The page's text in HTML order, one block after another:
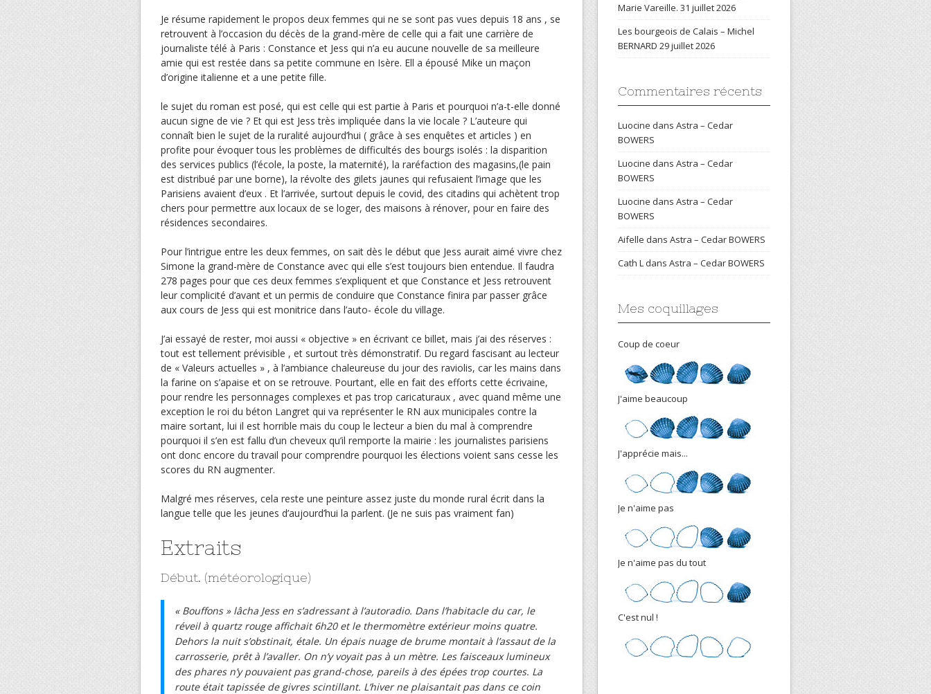
Je résume rapidement le propos deux femmes qui ne se sont pas vues depuis 18 ans , se
retrouvent à l’occasion du décès de la grand-mère de celle qui a fait une carrière de
journaliste télé à Paris : Constance et Jess qui n’a eu aucune nouvelle de sa meilleure
amie qui est restée dans sa petite commune en Isère. Ell a épousé Mike un maçon
d’origine italienne et a une petite fille.
le sujet du roman est posé, qui est celle qui est partie à Paris et pourquoi n’a-t-elle donné
aucun signe de vie ? Et qui est Jess très impliquée dans la vie locale ? L’auteure qui
connaît bien le sujet de la ruralité aujourd’hui ( grâce à ses enquêtes et articles ) en
profite pour évoquer tous les problèmes de difficultés des bourgs isolés : la disparition
des services publics (l’école, la poste, la maternité), la raréfaction des magasins,(le pain
est distribué par une borne), la révolte des gilets jaunes qui refusaient l’image que les
Parisiens avaient d’eux . Et l’arrivée, surtout depuis le covid, des citadins qui achètent trop
chers pour permettre aux locaux de se loger, des maisons à rénover, pour en faire des
résidences secondaires.
Pour l’intrigue entre les deux femmes, on sait dès le début que Jess aurait aimé vivre chez
Simone la grand-mère de Constance avec qui elle s’est toujours bien entendue. Il faudra
278 pages pour que ces deux femmes s’expliquent et que Constance et Jess retrouvent
leur complicité d’avant et un permis de conduire que Constance finira par passer grâce
aux cours de Jess qui est monitrice dans l’auto- école du village.
J’ai essayé de rester, moi aussi « objective » en écrivant ce billet, mais j’ai des réserves :
tout est tellement prévisible , et surtout très démonstratif. Du regard fascisant au lecteur
de « Valeurs actuelles » , à l’ambiance chaleureuse du jour des raviolis, car les mains dans
la farine on s’apaise et on se retrouve. Pourtant, elle en fait des efforts cette écrivaine,
pour rendre les personnages complexes et pas trop caricaturaux , avec quand même une
exception le roi du béton Langret qui va représenter le RN aux municipales contre la
maire sortant, lui il est horrible mais du coup le lecteur a bien du mal à comprendre
pourquoi il s’en est fallu d’un cheveux qu’il remporte la mairie : les journalistes parisiens
ont donc encore du travail pour comprendre pourquoi les élections voient sans cesse les
scores du RN augmenter.
Malgré mes réserves, cela reste une peinture assez juste du monde rural écrit dans la
langue telle que les jeunes d’aujourd’hui la parlent. (Je ne suis pas vraiment fan)
Extraits
Début. (météorologique)
« Bouffons » lâcha Jess en s’adressant à l’autoradio. Dans l’habitacle du car, le
réveil à quartz rouge affichait 6h20 et le thermomètre extérieur moins quatre.
Dehors la nuit s’obstinait, étale. Un épais nuage de brume montait à l’assaut de la
carrosserie, prêt à l’avaller. On n’y voyait pas à un mètre. Les faisceaux lumineux
des phares n’y pouvaient pas grand-chose, pareils à des épées trop courtes. La
route était tapissée de givres scintillant. L’hiver ne plaisantait pas dans ce coin
Marie Vareille. 31 juillet 2026
Les bourgeois de Calais – Michel
BERNARD 29 juillet 2026
Commentaires récents
Luocine dans Astra – Cedar
BOWERS
Luocine dans Astra – Cedar
BOWERS
Luocine dans Astra – Cedar
BOWERS
Aifelle dans Astra – Cedar BOWERS
Cath L dans Astra – Cedar BOWERS
Mes coquillages
Coup de coeur
J'aime beaucoup
J'apprécie mais...
Je n'aime pas
Je n'aime pas du tout
C'est nul !